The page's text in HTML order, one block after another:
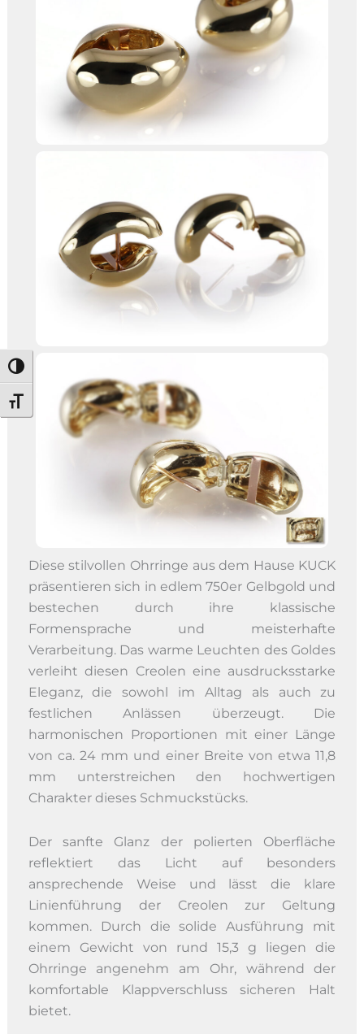
Umschalten auf hohe Kontraste
Schrift vergrößern
Diese stilvollen Ohrringe aus dem Hause KUCK
präsentieren sich in edlem 750er Gelbgold und
bestechen durch ihre klassische
Formensprache und meisterhafte
Verarbeitung. Das warme Leuchten des Goldes
verleiht diesen Creolen eine ausdrucksstarke
Eleganz, die sowohl im Alltag als auch zu
festlichen Anlässen überzeugt. Die
harmonischen Proportionen mit einer Länge
von ca. 24 mm und einer Breite von etwa 11,8
mm unterstreichen den hochwertigen
Charakter dieses Schmuckstücks.
Der sanfte Glanz der polierten Oberfläche
reflektiert das Licht auf besonders
ansprechende Weise und lässt die klare
Linienführung der Creolen zur Geltung
kommen. Durch die solide Ausführung mit
einem Gewicht von rund 15,3 g liegen die
Ohrringe angenehm am Ohr, während der
komfortable Klappverschluss sicheren Halt
bietet.